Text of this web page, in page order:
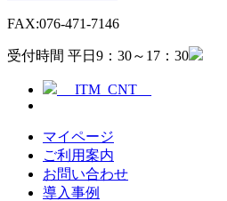
FAX:076-471-7146
受付時間 平日9：30～17：30
__ITM_CNT__
マイページ
ご利用案内
お問い合わせ
導入事例